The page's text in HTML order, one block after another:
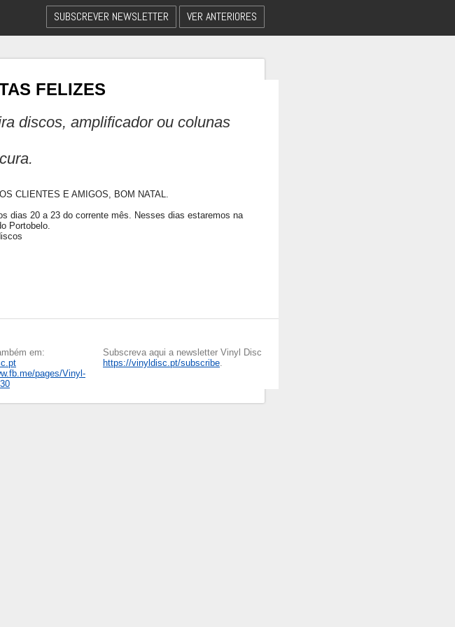
SUBSCREVER NEWSLETTER VER ANTERIORES
FELIZES
discos, amplificador ou colunas
CLIENTES E AMIGOS, BOM NATAL.
dias 20 a 23 do corrente mês. Nesses dias estaremos na
Portobelo.
em:
pages/Vinyl-
Subscreva aqui a newsletter Vinyl Disc
https://vinyldisc.pt/subscribe.